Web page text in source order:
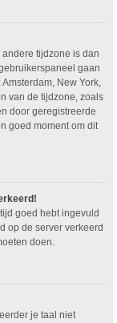
tijdzone is dan
gaan
New York,
van de tijdzone, zoals
door geregistreerde
goed moment om dit
goed hebt ingevuld
op de server verkeerd
doen.
je taal niet